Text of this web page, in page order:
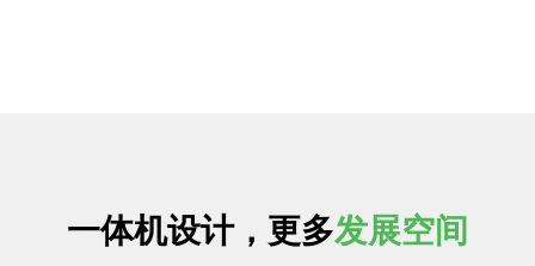
一体机设计，更多发展空间